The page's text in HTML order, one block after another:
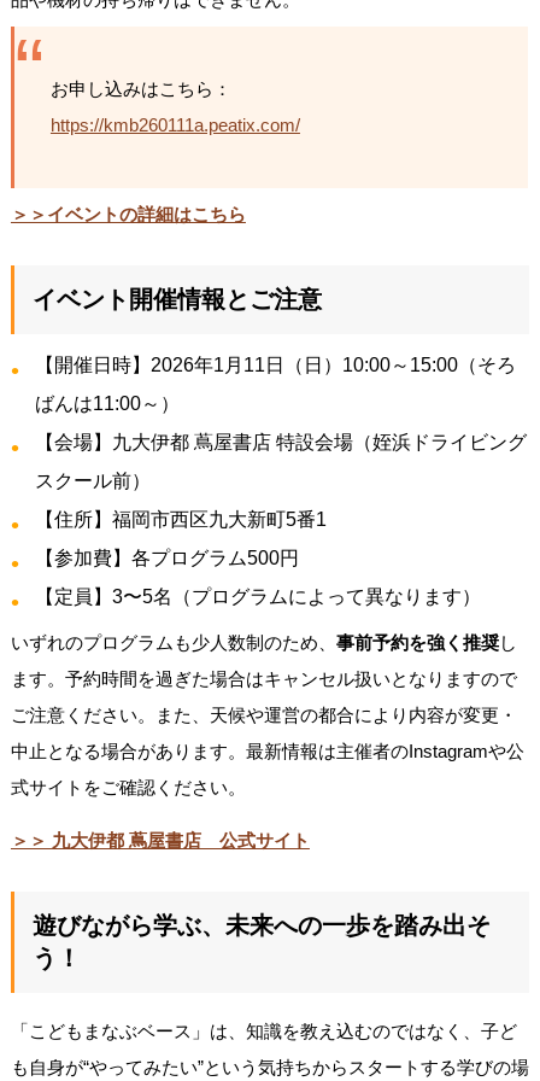
お申し込みはこちら：
https://kmb260111a.peatix.com/
＞＞イベントの詳細はこちら
イベント開催情報とご注意
【開催日時】2026年1月11日（日）10:00～15:00（そろ
ばんは11:00～）
【会場】九大伊都 蔦屋書店 特設会場（姪浜ドライビング
スクール前）
【住所】福岡市西区九大新町5番1
【参加費】各プログラム500円
【定員】3〜5名（プログラムによって異なります）
いずれのプログラムも少人数制のため、 事前予約を強く推奨し
ます。予約時間を過ぎた場合はキャンセル扱いとなりますので
ご注意ください。また、天候や運営の都合により内容が変更・
中止となる場合があります。最新情報は主催者のInstagramや公
式サイトをご確認ください。
＞＞ 九大伊都 蔦屋書店 公式サイト
遊びながら学ぶ、未来への一歩を踏み出そ
う！
「こどもまなぶベース」は、知識を教え込むのではなく、子ど
も自身が“やってみたい”という気持ちからスタートする学びの場